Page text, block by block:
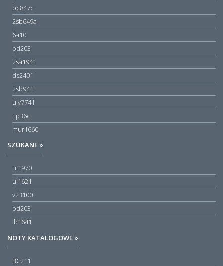
bc847c
2sb649a
6a10
bd203
2sa1941
ds2401
2sb941
uly7741
tip36c
mur1660
SZUKANE »
ul1970
ul1621
v23100
bd203
lb1641
NOTY KATALOGOWE »
BC211